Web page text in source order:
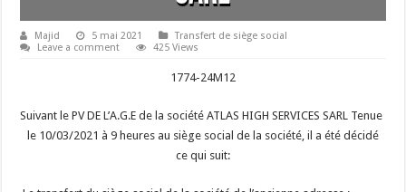
Majid 5 mai 2021
Transfert de siège social
Leave a comment
425 Views
1774-24M12
Suivant le PV DE L’A.G.E de la société ATLAS HIGH SERVICES SARL Tenue
le 10/03/2021 à 9 heures au siège social de la société, il a été décidé
ce qui suit: